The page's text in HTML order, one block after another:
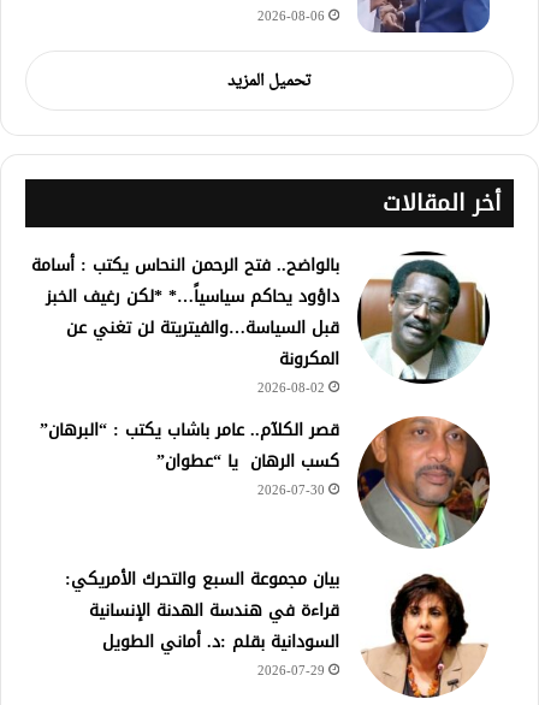
2026-08-06
تحميل المزيد
أخر المقالات
بالواضح.. فتح الرحمن النحاس يكتب : أسامة
داؤود يحاكم سياسياً…* *لكن رغيف الخبز
قبل السياسة…والفيتريتة لن تغني عن
المكرونة
2026-08-02
قصر الكلآم.. عامر باشاب يكتب : “البرهان”
كسب الرهان يا “عطوان”
2026-07-30
بيان مجموعة السبع والتحرك الأمريكي:
قراءة في هندسة الهدنة الإنسانية
السودانية بقلم :د. أماني الطويل
2026-07-29